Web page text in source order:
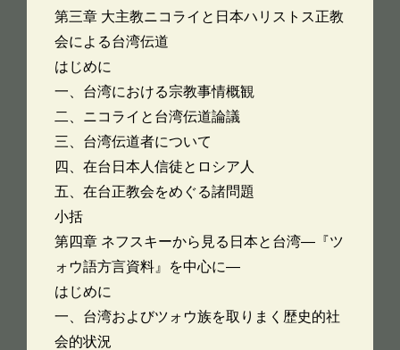
第三章 大主教ニコライと日本ハリストス正教
会による台湾伝道
はじめに
一、台湾における宗教事情概観
二、ニコライと台湾伝道論議
三、台湾伝道者について
四、在台日本人信徒とロシア人
五、在台正教会をめぐる諸問題
小括
第四章 ネフスキーから見る日本と台湾―『ツ
ォウ語方言資料』を中心に―
はじめに
一、台湾およびツォウ族を取りまく歴史的社
会的状況